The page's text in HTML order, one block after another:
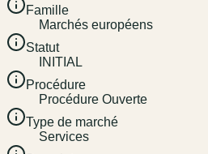
Famille
Marchés européens
Statut
INITIAL
Procédure
Procédure Ouverte
Type de marché
Services